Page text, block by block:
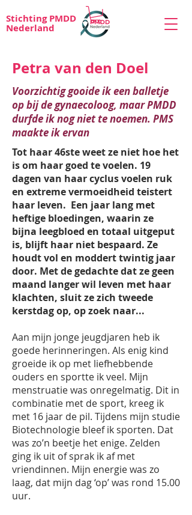
Stichting PMDD
Nederland
Petra van den Doel
Voorzichtig gooide ik een balletje
op bij de gynaecoloog, maar PMDD
durfde ik nog niet te noemen. PMS
maakte ik ervan
Tot haar 46ste weet ze niet hoe het
is om haar goed te voelen. 19
dagen van haar cyclus voelen ruk
en extreme vermoeidheid teistert
haar leven. Een jaar lang met
heftige bloedingen, waarin ze
bijna leegbloed en totaal uitgeput
is, blijft haar niet bespaard. Ze
houdt vol en moddert twintig jaar
door. Met de gedachte dat ze geen
maand langer wil leven met haar
klachten, sluit ze zich tweede
kerstdag op, op zoek naar...
Aan mijn jonge jeugdjaren heb ik
goede herinneringen. Als enig kind
groeide ik op met liefhebbende
ouders en sportte ik veel. Mijn
menstruatie was onregelmatig. Dit in
combinatie met de sport, kreeg ik
met 16 jaar de pil. Tijdens mijn studie
Biotechnologie bleef ik sporten. Dat
was zo’n beetje het enige. Zelden
ging ik uit of sprak ik af met
vriendinnen. Mijn energie was zo
laag, dat mijn dag ‘op’ was rond 15.00
uur.